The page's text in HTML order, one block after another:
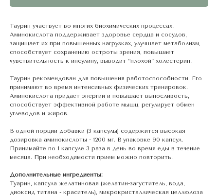
Таурин участвует во многих биохимических процессах.
Аминокислота поддерживает здоровье сердца и сосудов,
защищает их при повышенных нагрузках, улучшает метаболизм,
способствует сохранению остроты зрения, повышает
чувствительность к инсулину, выводит “плохой” холестерин.
Таурин рекомендован для повышения работоспособности. Его
принимают во время интенсивных физических тренировок.
Аминокислота придает энергии и повышает выносливость,
способствует эффективной работе мышц, регулирует обмен
углеводов и жиров.
В одной порции добавки (3 капсулы) содержится высокая
дозировка аминокислоты - 1200 мг. В упаковке 90 капсул.
Принимайте по 1 капсуле 3 раза в день во время еды в течение
месяца. При необходимости прием можно повторить.
Дополнительные ингредиенты:
Туарин, капсула желатиновая (желатин-загуститель, вода,
диоксид титана - краситель), микрокристаллическая целлюлоза